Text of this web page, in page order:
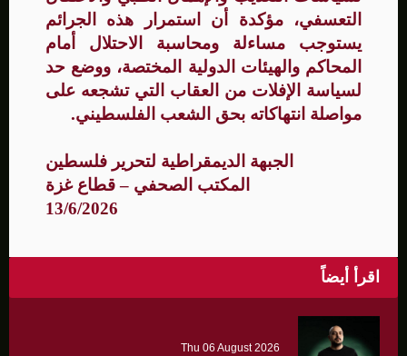
التعسفي، مؤكدة أن استمرار هذه الجرائم
يستوجب مساءلة ومحاسبة الاحتلال أمام
المحاكم والهيئات الدولية المختصة، ووضع حد
لسياسة الإفلات من العقاب التي تشجعه على
مواصلة انتهاكاته بحق الشعب الفلسطيني.
الجبهة الديمقراطية لتحرير فلسطين
المكتب الصحفي – قطاع غزة
13/6/2026
اقرأ أيضاً
Thu 06 August 2026